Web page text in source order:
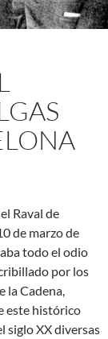
Raval de
de marzo de
todo el odio
por los
la Cadena,
este histórico
siglo XX diversas